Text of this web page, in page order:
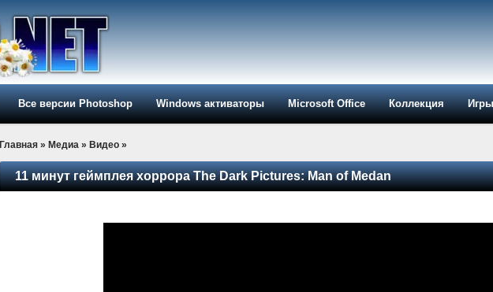
Все версии Photoshop Windows активаторы Microsoft Office Коллекция Игры
Главная » Медиа » Видео »
11 минут геймплея хоррора The Dark Pictures: Man of Medan